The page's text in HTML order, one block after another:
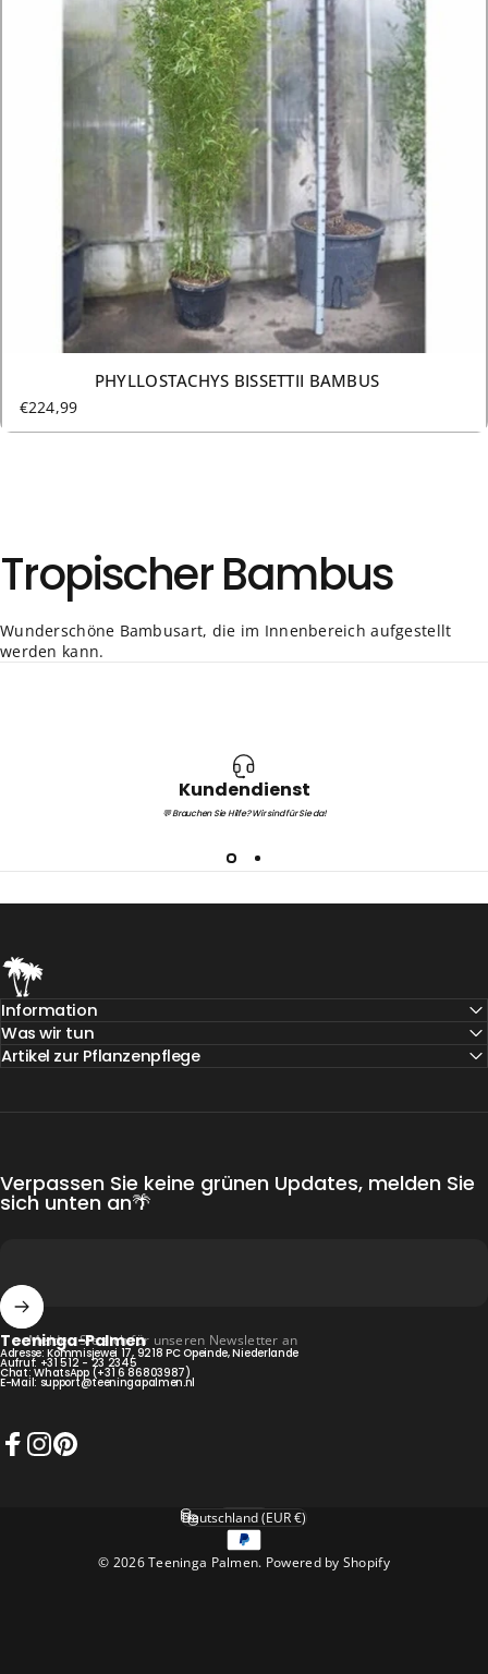
PHYLLOSTACHYS BISSETTII BAMBUS
€224,99
TropischerBambus
Wunderschöne Bambusart, die im Innenbereich aufgestellt
werden kann.
Kundendienst
💬 Brauchen Sie Hilfe? Wir sind für Sie da!
Teeninga Palmen
Information
Was wir tun
Artikel zur Pflanzenpflege
Verpassen Sie keine grünen Updates, melden Sie
sich unten an🌴
Melden Sie sich für unseren Newsletter an
Teeninga-Palmen
Adresse: Kommisjewei 17, 9218 PC Opeinde, Niederlande
Aufruf: +31 512 - 23 2345
Chat:WhatsApp (+31 6 86803987)
E-Mail: support@teeningapalmen.nl
© 2026 Teeninga Palmen. Powered by Shopify
Sprache
Land/Region
Deutschland (EUR €)